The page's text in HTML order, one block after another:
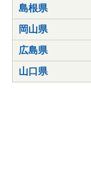
島根県
岡山県
広島県
山口県